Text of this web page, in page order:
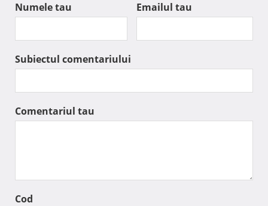
Numele tau Emailul tau
Subiectul comentariului
Comentariul tau
Cod